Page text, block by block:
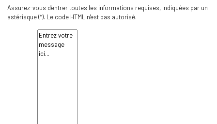
Assurez-vous d'entrer toutes les informations requises, indiquées par un
astérisque (*). Le code HTML n'est pas autorisé.